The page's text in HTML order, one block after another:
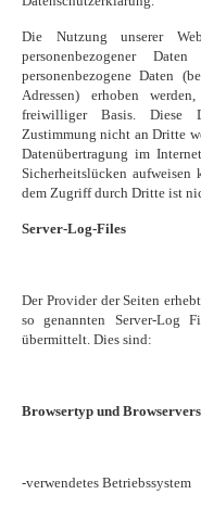
Die Nutzung unserer
personenbezogener
personenbezogene Daten
Adressen) erhoben
freiwilliger Basis. Diese
Zustimmung nicht an Dritte
Datenübertragung im
Sicherheitslücken
dem Zugriff durch Dritte ist
Server-Log-Files
Der Provider der Seiten
so genannten Server-Log
übermittelt. Dies sind:
Browsertyp und
-verwendetes Betriebssystem